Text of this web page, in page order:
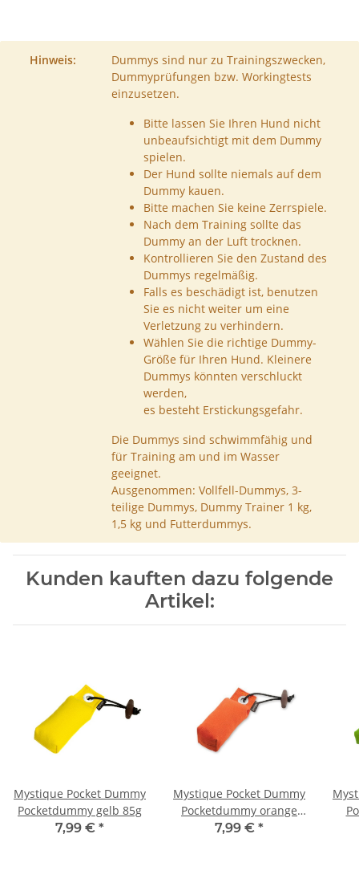
Hinweis:
Dummys sind nur zu Trainingszwecken,
Dummyprüfungen bzw. Workingtests
einzusetzen.
Bitte lassen Sie Ihren Hund nicht
unbeaufsichtigt mit dem Dummy
spielen.
Der Hund sollte niemals auf dem
Dummy kauen.
Bitte machen Sie keine Zerrspiele.
Nach dem Training sollte das
Dummy an der Luft trocknen.
Kontrollieren Sie den Zustand des
Dummys regelmäßig.
Falls es beschädigt ist, benutzen
Sie es nicht weiter um eine
Verletzung zu verhindern.
Wählen Sie die richtige Dummy-
Größe für Ihren Hund. Kleinere
Dummys könnten verschluckt
werden,
es besteht Erstickungsgefahr.
Die Dummys sind schwimmfähig und
für Training am und im Wasser
geeignet.
Ausgenommen: Vollfell-Dummys, 3-
teilige Dummys, Dummy Trainer 1 kg,
1,5 kg und Futterdummys.
Kunden kauften dazu folgende
Artikel:
Mystique Pocket Dummy
Pocketdummy gelb 85g
7,99 € *
Mystique Pocket Dummy
Pocketdummy orange
85g
7,99 € *